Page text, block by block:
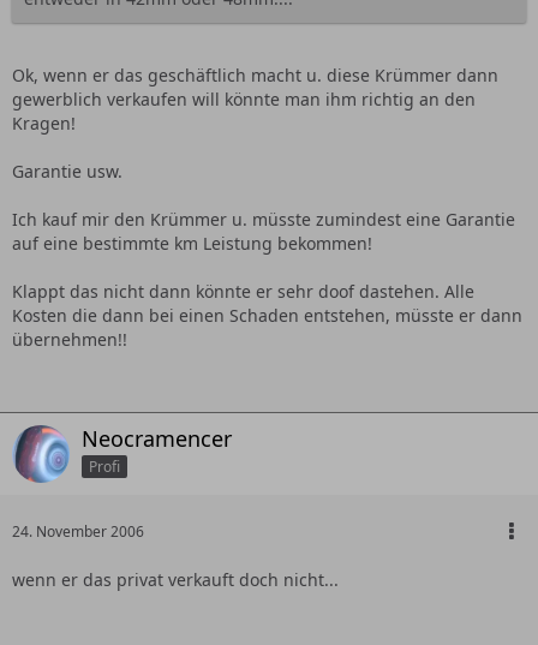
Ok, wenn er das geschäftlich macht u. diese Krümmer dann
gewerblich verkaufen will könnte man ihm richtig an den
Kragen!
Garantie usw.
Ich kauf mir den Krümmer u. müsste zumindest eine Garantie
auf eine bestimmte km Leistung bekommen!
Klappt das nicht dann könnte er sehr doof dastehen. Alle
Kosten die dann bei einen Schaden entstehen, müsste er dann
übernehmen!!
Neocramencer
Profi
24. November 2006
wenn er das privat verkauft doch nicht...